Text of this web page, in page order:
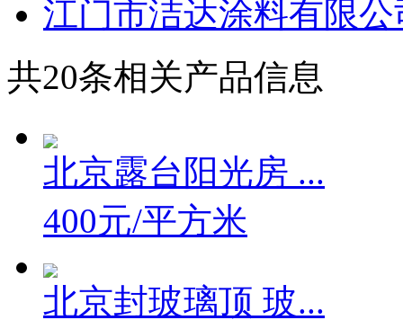
江门市洁达涂料有限公
共20条相关产品信息
北京露台阳光房 ...
400元/平方米
北京封玻璃顶 玻...